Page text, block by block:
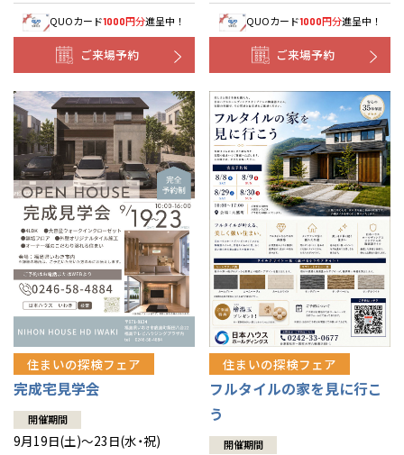
QUOカード1000円分進呈中！
ご来場予約
QUOカード1000円分進呈中！
ご来場予約
住まいの探検フェア
完成宅見学会
開催期間
9月19日(土)～23日(水・祝)
住まいの探検フェア
フルタイルの家を見に行こ
う
開催期間